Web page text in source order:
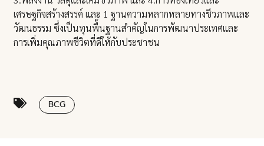
เศรษฐกิจสร้างสรรค์ และ 1 ฐานความหลากหลายทางชีวภาพและ
วัฒนธรรม ซึ่งเป็นทุนพื้นฐานสำคัญในการพัฒนาประเทศและ
การเพิ่มคุณภาพชีวิตที่ดีให้กับประชาชน
BCG